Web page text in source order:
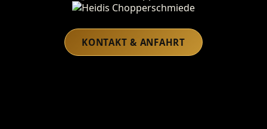
Heidis Chopperschmiede
KONTAKT & ANFAHRT